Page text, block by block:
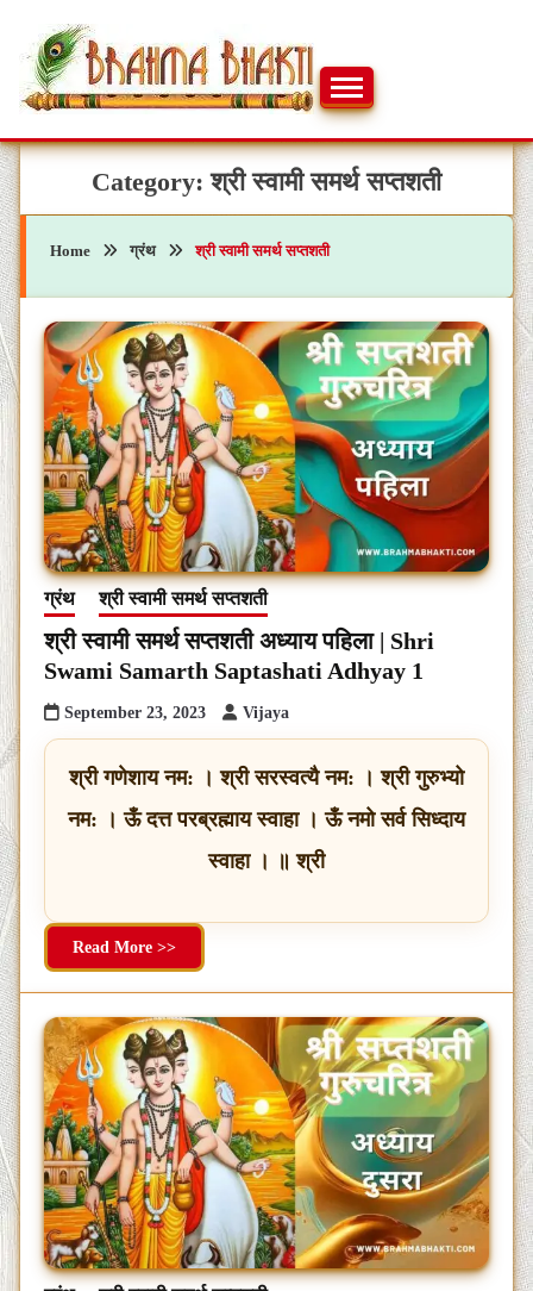
content
ब्रह्मभक्ती
Category:श्री स्वामी समर्थ सप्तशती
Home ग्रंथ श्री स्वामी समर्थ सप्तशती
ग्रंथ श्री स्वामी समर्थ सप्तशती
श्री स्वामी समर्थ सप्तशती अध्याय पहिला | Shri
Swami Samarth Saptashati Adhyay 1
September 23, 2023 Vijaya
श्री गणेशाय नम: । श्री सरस्वत्यै नम: । श्री गुरुभ्यो
नम: । ऊँ दत्त परब्रह्माय स्वाहा । ऊँ नमो सर्व सिध्दाय
स्वाहा । ॥ श्री
Read More >>